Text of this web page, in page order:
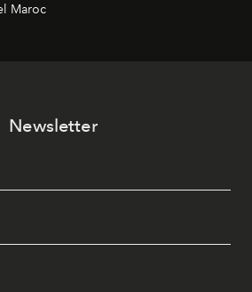
et les usages pour l’inscrire dans
Maroc
Newsletter